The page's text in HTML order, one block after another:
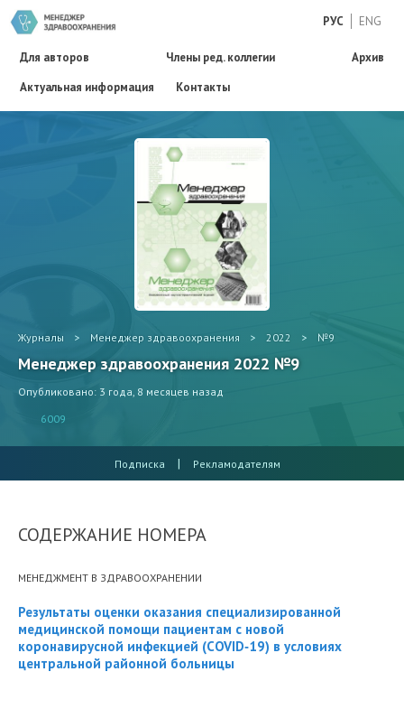
РУС ENG
Для авторов Члены ред. коллегии
Архив
Актуальная информация
Контакты
Журналы > Менеджер здравоохранения > 2022 > №9
Менеджер здравоохранения 2022 №9
Опубликовано: 3 года, 8 месяцев назад
6009
Подписка | Рекламодателям
СОДЕРЖАНИЕ НОМЕРА
МЕНЕДЖМЕНТ В ЗДРАВООХРАНЕНИИ
Результаты оценки оказания специализированной
медицинской помощи пациентам с новой
коронавирусной инфекцией (COVID‑19) в условиях
центральной районной больницы